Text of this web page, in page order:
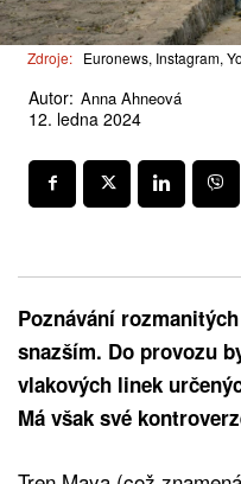
Zdroje: Euronews, Instagram,
Autor: Anna Ahneová
12. ledna 2024
Poznávání
snazším. Do provozu
vlakových linek
Má však své